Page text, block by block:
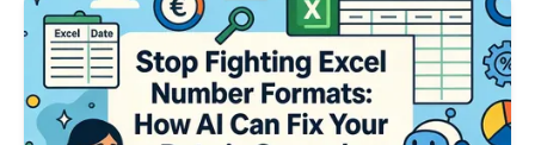
fórmulas.